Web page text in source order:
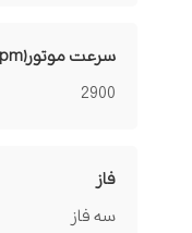
سرعت موتور(rpm)
2900
فاز
سه فاز